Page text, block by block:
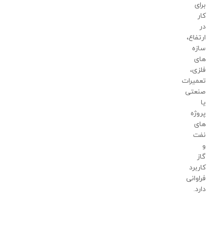
برای
کار
در
ارتفاع،
سازه
های
فلزی،
تعمیرات
صنعتی
یا
پروژه
های
نفت
و
گاز
کاربرد
فراوانی
دارد.